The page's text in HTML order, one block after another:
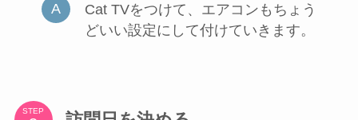
Cat TVをつけて、エアコンもちょう
どいい設定にして付けていきます。
STEP